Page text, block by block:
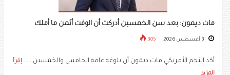
مات ديمون: بعد سن الخمسين أدركت أن الوقت أثمن ما أملك
305
أكد النجم الأمريكي مات ديمون أن بلوغه عامه الخامس والخمسين ..... إقرأ
المزيد